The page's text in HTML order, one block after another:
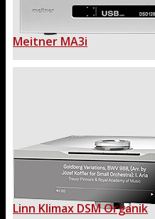
Meitner MA3i
Linn Klimax DSM Organik